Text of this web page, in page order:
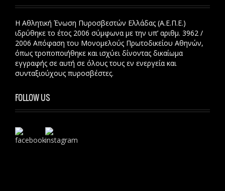
Η Αθλητική Ένωση Πυροσβεστών Ελλάδας (Α.Ε.Π.Ε.)
ιδρύθηκε το έτος 2006 σύμφωνα με την υπ’ αριθμ. 3962 /
2006 Απόφαση του Μονομελούς Πρωτοδικείου Αθηνών,
όπως τροποποιήθηκε και ισχύει δίνοντας δικαίωμα
εγγραφής σε αυτή σε όλους τους εν ενεργεία και
συνταξιούχους πυροσβέστες.
FOLLOW US